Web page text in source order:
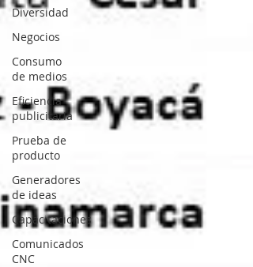
Diversidad
Negocios
Consumo
de medios
Eficiencia
publicitaria
Prueba de
producto
Generadores
de ideas
Capacitaciones
Comunicados
CNC